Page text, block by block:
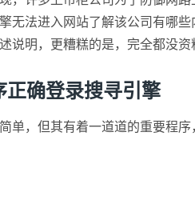
无法进入网站了解该公司有哪
说明，更糟糕的是，完全都没
正确登录搜寻引擎
单，但其有着一道道的重要程